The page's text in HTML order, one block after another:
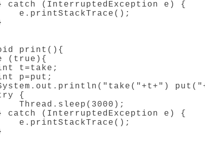
catch (InterruptedException e) {
e.printStackTrace();
print(){
(true){
t=take;
p=put;
{
Thread.sleep(3000);
catch (InterruptedException e) {
e.printStackTrace();